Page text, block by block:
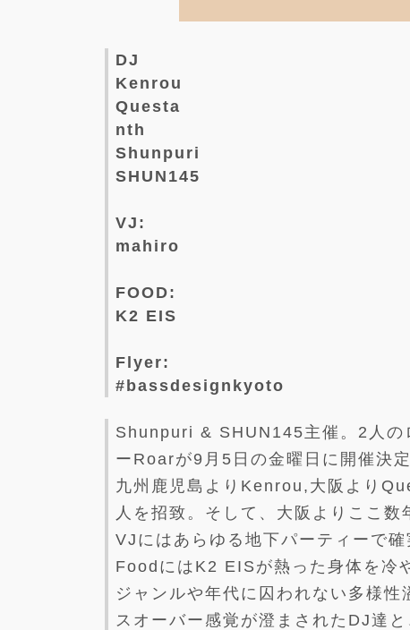
DJ
Kenrou
Questa
nth
Shunpuri
SHUN145
VJ:
mahiro
FOOD:
K2 EIS
Flyer:
#bassdesignkyoto
Shunpuri & SHUN145主催。2人の
ーRoarが9月5日の金曜日に開催決定
九州鹿児島よりKenrou,大阪より
人を招致。そして、大阪よりここ
VJにはあらゆる地下パーティーで
FoodにはK2 EISが熱った身体を冷
ジャンルや年代に囚われない多様
スオーバー感覚が澄まされたDJ達